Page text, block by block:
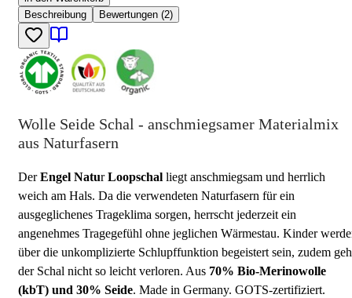
Beschreibung
Bewertungen (2)
Wolle Seide Schal - anschmiegsamer Materialmix
aus Naturfasern
DerEngel NaturLoopschal liegt anschmiegsam und herrlich
weich am Hals. Da die verwendeten Naturfasern für ein
ausgeglichenes Trageklima sorgen, herrscht jederzeit ein
angenehmes Tragegefühl ohne jeglichen Wärmestau. Kinder
über die unkomplizierte Schlupffunktion begeistert sein, zudem
der Schal nicht so leicht verloren. Aus 70% Bio-Merinowolle
(kbT) und 30% Seide. Made in Germany. GOTS-zertifiziert.